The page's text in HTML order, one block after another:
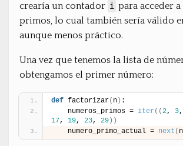
crearía un contador i
para acceder
primos, lo cual también sería válido
aunque menos práctico.
Una vez que tenemos la lista de
obtengamos el primer número:
def factorizar( n ) :
    numeros_primos =
iter ( (2, 3,
17, 19, 23, 29 ) )
    numero_primo_actual =
next (